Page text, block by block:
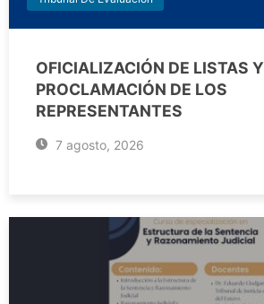
OFICIALIZACIÓN DE LISTAS Y
PROCLAMACIÓN DE LOS
REPRESENTANTES
7 agosto, 2026